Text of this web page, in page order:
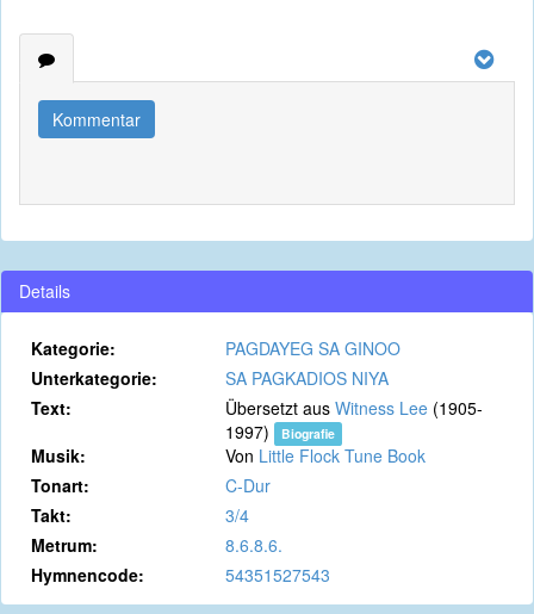
Kommentar
Details
Kategorie:
PAGDAYEG SA GINOO
Unterkategorie:
SA PAGKADIOS NIYA
Text:
Übersetzt aus Witness Lee (1905-
1997)
Biografie
Musik: Von Little Flock Tune Book
Tonart:
C-Dur
Takt:
3/4
Metrum:
8.6.8.6.
Hymnencode:
54351527543